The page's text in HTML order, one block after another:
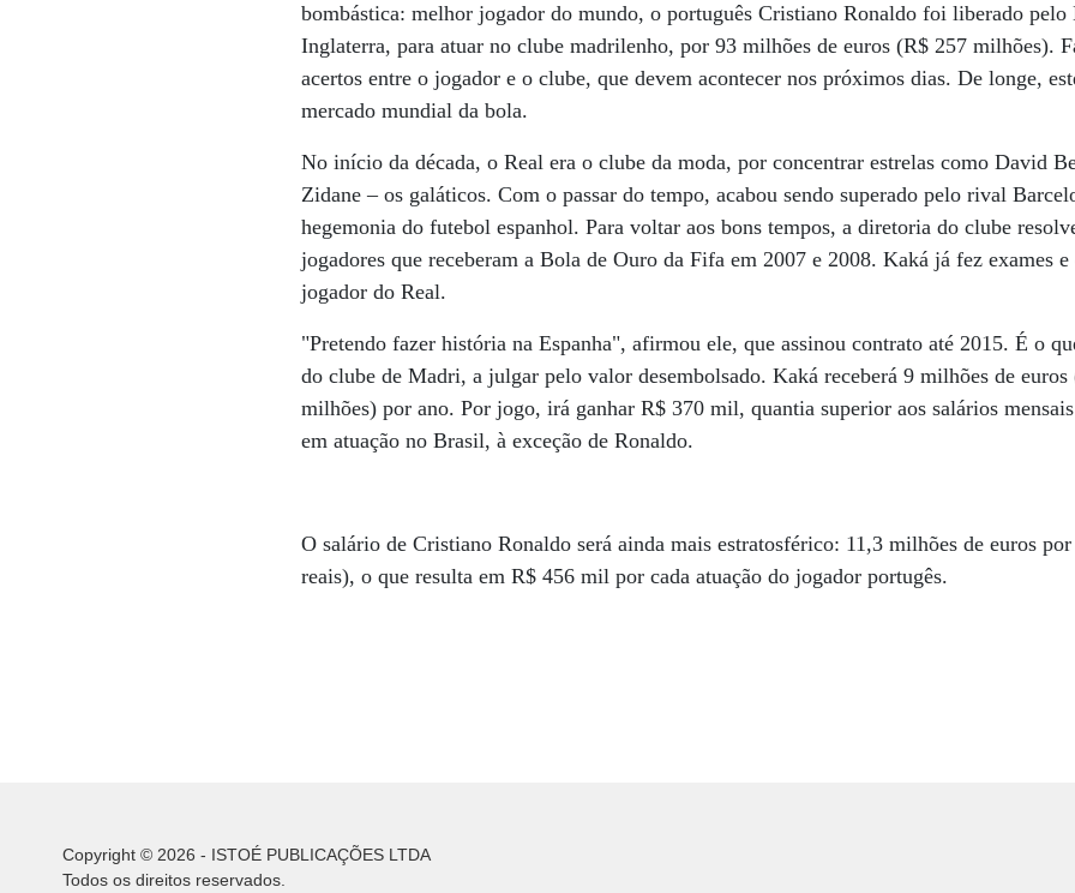
bombástica: melhor jogador do mundo, o português Cristiano Ronaldo foi liberado pelo
Inglaterra, para atuar no clube madrilenho, por 93 milhões de euros (R$ 257 milhões).
acertos entre o jogador e o clube, que devem acontecer nos próximos dias. De longe,
mercado mundial da bola.
No início da década, o Real era o clube da moda, por concentrar estrelas como David
Zidane – os galáticos. Com o passar do tempo, acabou sendo superado pelo rival
hegemonia do futebol espanhol. Para voltar aos bons tempos, a diretoria do clube
jogadores que receberam a Bola de Ouro da Fifa em 2007 e 2008. Kaká já fez exames
jogador do Real.
"Pretendo fazer história na Espanha", afirmou ele, que assinou contrato até 2015. É o
do clube de Madri, a julgar pelo valor desembolsado. Kaká receberá 9 milhões de euros
milhões) por ano. Por jogo, irá ganhar R$ 370 mil, quantia superior aos salários
em atuação no Brasil, à exceção de Ronaldo.
O salário de Cristiano Ronaldo será ainda mais estratosférico: 11,3 milhões de euros
reais), o que resulta em R$ 456 mil por cada atuação do jogador portugês.
Copyright © 2026 - ISTOÉ PUBLICAÇÕES LTDA
Todos os direitos reservados.